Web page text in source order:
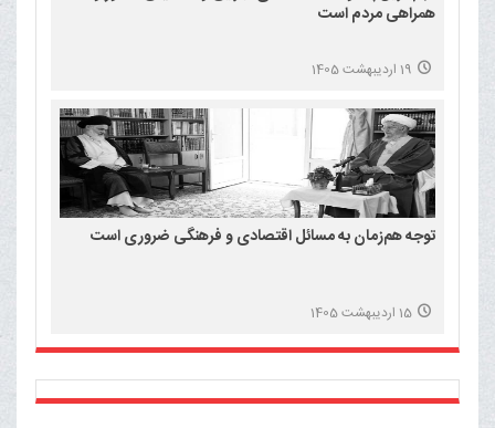
همراهی مردم است
19 اردیبهشت 1405
توجه هم‌زمان به مسائل اقتصادی و فرهنگی ضروری است
15 اردیبهشت 1405